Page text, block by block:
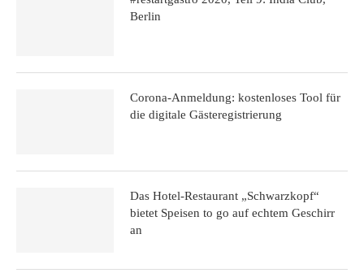
Berlin
Corona-Anmeldung: kostenloses Tool für
die digitale Gäste­registrierung
Das Hotel-Restaurant „Schwarzkopf“
bietet Speisen to go auf echtem Geschirr
an